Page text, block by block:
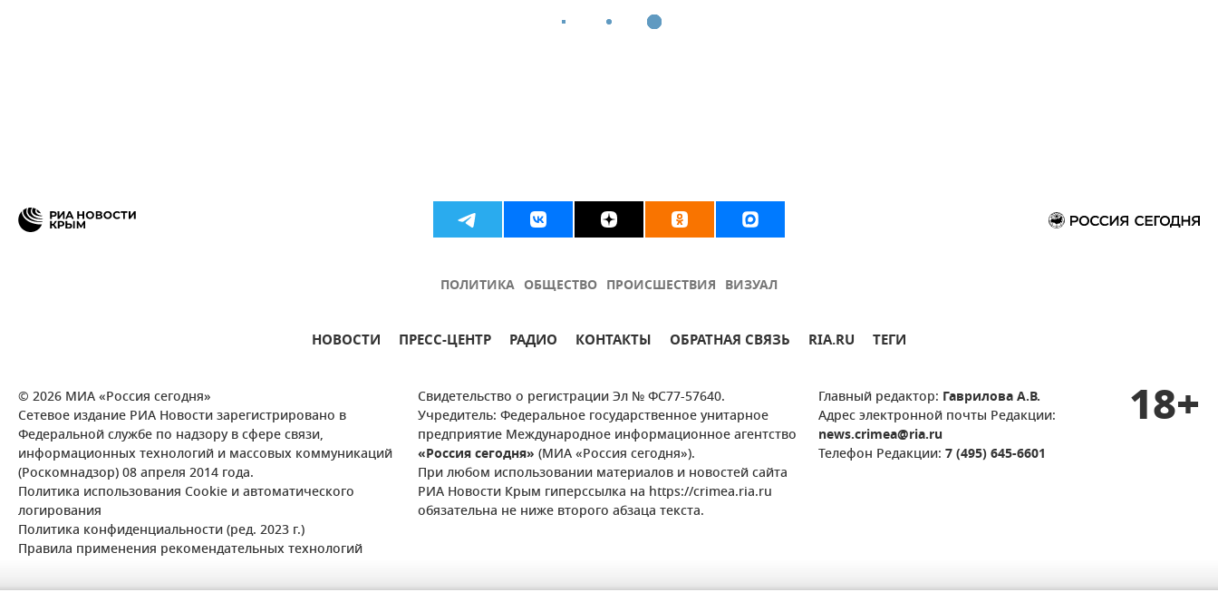
ПОЛИТИКА ОБЩЕСТВО ПРОИСШЕСТВИЯ ВИЗУАЛ
НОВОСТИ ПРЕСС-ЦЕНТР РАДИО КОНТАКТЫ ОБРАТНАЯ СВЯЗЬ RIA.RU ТЕГИ
© 2026 МИА «Россия сегодня»
Сетевое издание РИА Новости зарегистрировано в
Федеральной службе по надзору в сфере связи,
информационных технологий и массовых коммуникаций
(Роскомнадзор) 08 апреля 2014 года.
Политика использования Cookie и автоматического
логирования
Политика конфиденциальности (ред. 2023 г.)
Правила применения рекомендательных технологий
Свидетельство о регистрации Эл № ФС77-57640.
Учредитель: Федеральное государственное унитарное
предприятие Международное информационное агентство
«Россия сегодня» (МИА «Россия сегодня»).
При любом использовании материалов и новостей сайта
РИА Новости Крым гиперссылка на https://crimea.ria.ru
обязательна не ниже второго абзаца текста.
Главный редактор: Гаврилова А.В.
Адрес электронной почты Редакции:
news.crimea@ria.ru
Телефон Редакции: 7 (495) 645-6601
18+